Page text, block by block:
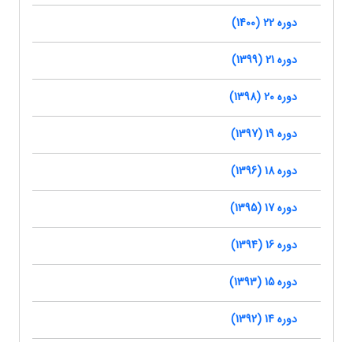
دوره 22 (1400)
دوره 21 (1399)
دوره 20 (1398)
دوره 19 (1397)
دوره 18 (1396)
دوره 17 (1395)
دوره 16 (1394)
دوره 15 (1393)
دوره 14 (1392)